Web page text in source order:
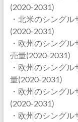
(2020-2031)
・北米のシング
(2020-2031)
・欧州のシング
売量(2020-2031)
・欧州のシング
量(2020-2031)
・欧州のシング
(2020-2031)
・欧州のシング